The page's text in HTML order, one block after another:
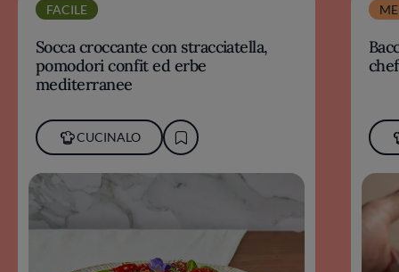
FACILE
Socca croccante con stracciatella,
pomodori confit ed erbe
mediterranee
CUCINALO